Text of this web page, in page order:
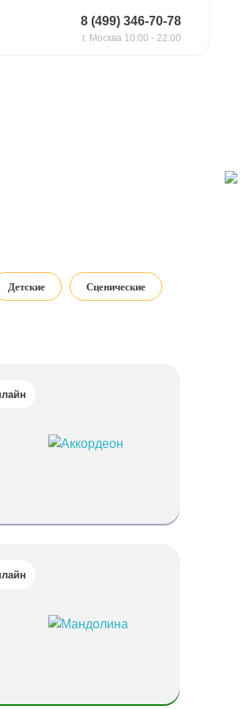
8 (499) 346-70-78
г. Москва 10:00 - 22:00
Детские Сценические